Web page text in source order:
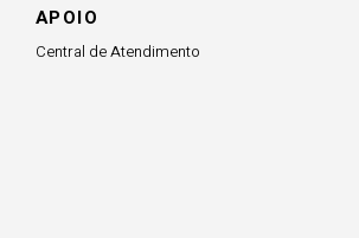
APOIO
Central de Atendimento